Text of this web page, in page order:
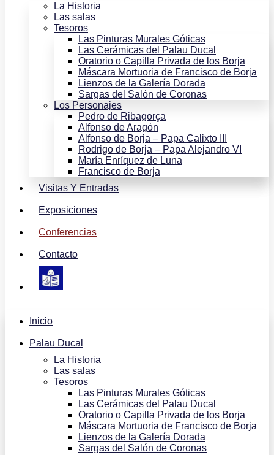
La Historia
Las salas
Tesoros
Las Pinturas Murales Góticas
Las Cerámicas del Palau Ducal
Oratorio o Capilla Privada de los Borja
Máscara Mortuoria de Francisco de Borja
Lienzos de la Galería Dorada
Sargas del Salón de Coronas
Los Personajes
Pedro de Ribagorça
Alfonso de Aragón
Alfonso de Borja – Papa Calixto III
Rodrigo de Borja – Papa Alejandro VI
María Enríquez de Luna
Francisco de Borja
Visitas Y Entradas
Exposiciones
Conferencias
Contacto
Inicio
Palau Ducal
La Historia
Las salas
Tesoros
Las Pinturas Murales Góticas
Las Cerámicas del Palau Ducal
Oratorio o Capilla Privada de los Borja
Máscara Mortuoria de Francisco de Borja
Lienzos de la Galería Dorada
Sargas del Salón de Coronas